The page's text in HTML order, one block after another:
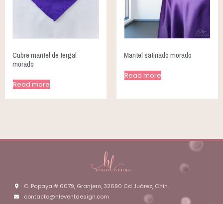
Cubre mantel de tergal
morado
Read more
Mantel satinado morado
Read more
C. Papaya # 6079, Granjero, 32690 Cd Juárez, Chih.
contacto@hleventdesign.com